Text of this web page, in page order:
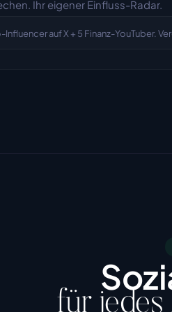
Ihr eigener Einfluss-Radar.
auf X + 5 Finanz-YouTuber.
für jedes